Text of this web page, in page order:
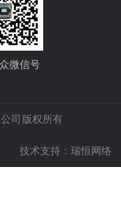
微信号
司 版权所有
技术支持： 瑞恒网络